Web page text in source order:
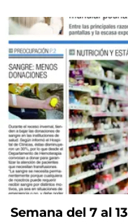
Semana del 7 al